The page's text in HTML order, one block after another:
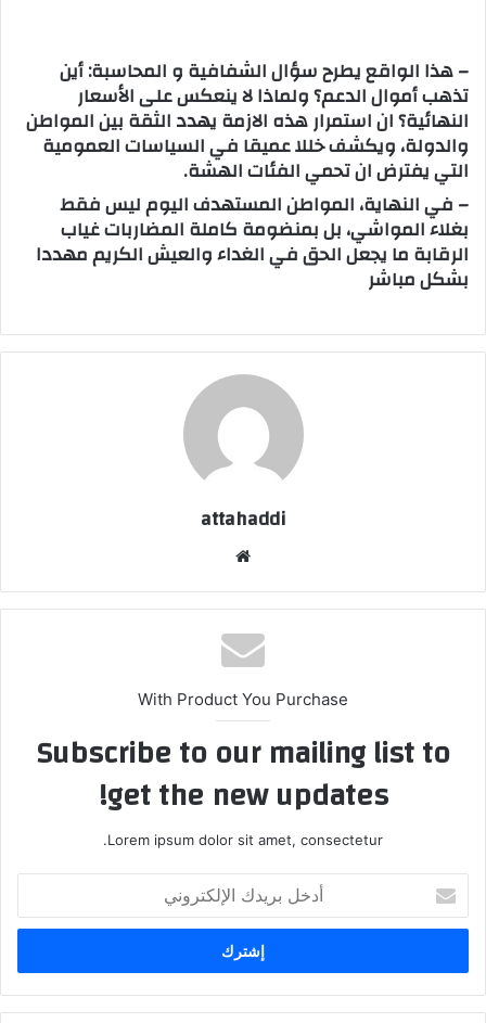
– هذا الواقع يطرح سؤال الشفافية و المحاسبة: أين
تذهب أموال الدعم؟ ولماذا لا ينعكس على الأسعار
النهائية؟ ان استمرار هذه الازمة يهدد الثقة بين المواطن
والدولة، ويكشف خللا عميقا في السياسات العمومية
التي يفترض ان تحمي الفئات الهشة.
– في النهاية، المواطن المستهدف اليوم ليس فقط
بغلاء المواشي، بل بمنضومة كاملة المضاربات غياب
الرقابة ما يجعل الحق في الغداء والعيش الكريم مهددا
بشكل مباشر
attahaddi
الوي
ب
With Product You Purchase
Subscribe to our mailing list to
get the new updates!
Lorem ipsum dolor sit amet, consectetur.
خ
ب
ر